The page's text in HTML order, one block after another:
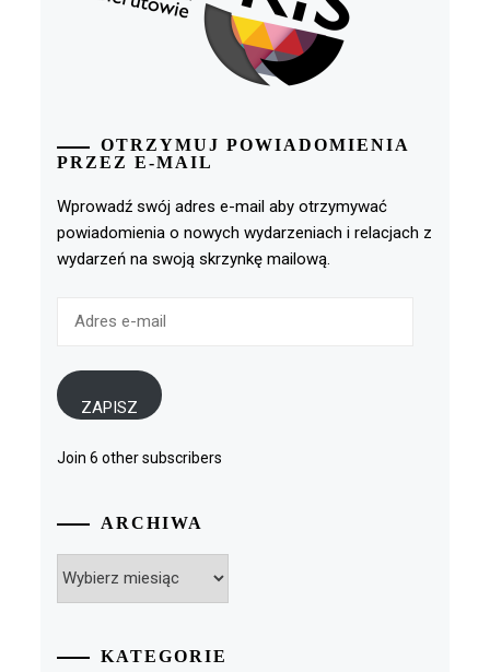
OTRZYMUJ POWIADOMIENIA
PRZEZ E-MAIL
Wprowadź swój adres e-mail aby otrzymywać
powiadomienia o nowych wydarzeniach i relacjach z
wydarzeń na swoją skrzynkę mailową.
ZAPISZ
Join 6 other subscribers
ARCHIWA
KATEGORIE